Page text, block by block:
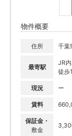
物件概要
住所 千葉
最寄駅
JR
徒歩
現況 ー
賃料
保証金・
敷金